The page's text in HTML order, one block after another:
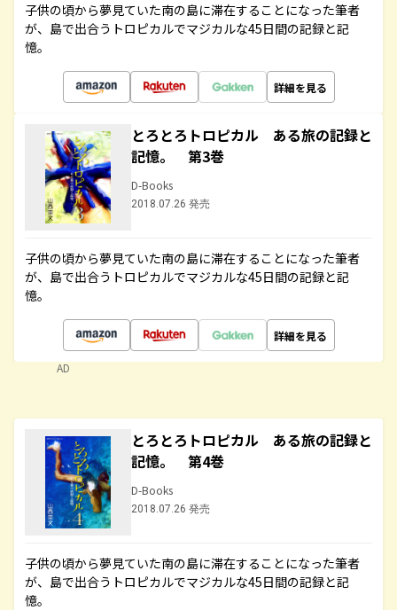
子供の頃から夢見ていた南の島に滞在することになった筆者
が、島で出合うトロピカルでマジカルな45日間の記録と記
憶。
詳細を見る
とろとろトロピカル ある旅の記録と
記憶。 第3巻
D-Books
2018.07.26 発売
子供の頃から夢見ていた南の島に滞在することになった筆者
が、島で出合うトロピカルでマジカルな45日間の記録と記
憶。
詳細を見る
AD
とろとろトロピカル ある旅の記録と
記憶。 第4巻
D-Books
2018.07.26 発売
子供の頃から夢見ていた南の島に滞在することになった筆者
が、島で出合うトロピカルでマジカルな45日間の記録と記
憶。